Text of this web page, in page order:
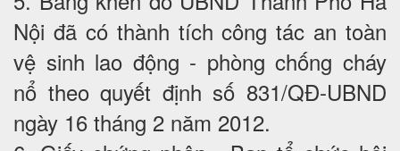
Nội đã có thành tích công tác an toàn
vệ sinh lao động - phòng chống cháy
nổ theo quyết định số 831/QĐ-UBND
ngày 16 tháng 2 năm 2012.